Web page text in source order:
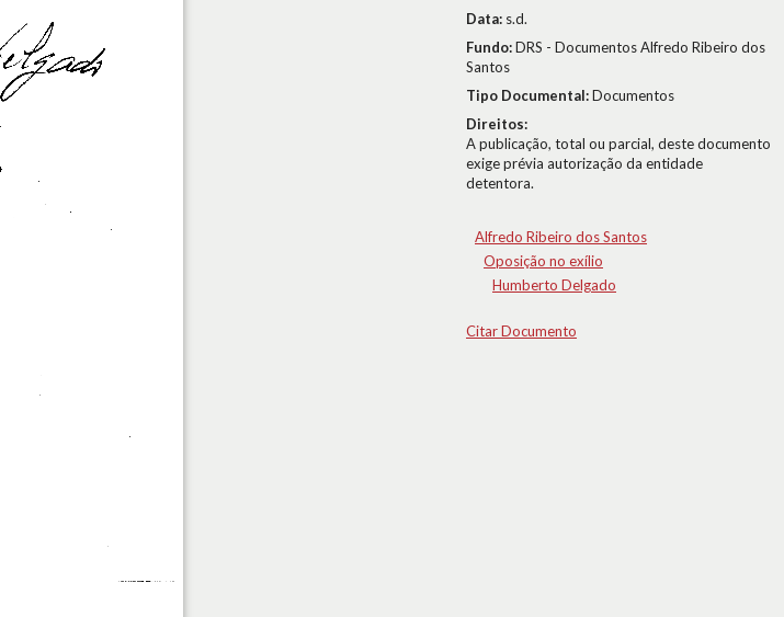
Data: s.d.
Fundo:DRS - Documentos Alfredo Ribeiro dos
Santos
Tipo Documental:Documentos
Direitos:
A publicação, total ou parcial, deste documento
exige prévia autorização da entidade
detentora.
Alfredo Ribeiro dos Santos
Oposição no exílio
Humberto Delgado
Citar Documento